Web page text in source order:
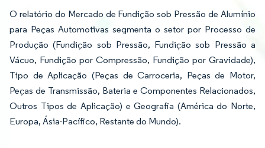
O relatório do Mercado de Fundição sob Pressão de Alumínio
para Peças Automotivas segmenta o setor por Processo de
Produção (Fundição sob Pressão, Fundição sob Pressão a
Vácuo, Fundição por Compressão, Fundição por Gravidade),
Tipo de Aplicação (Peças de Carroceria, Peças de Motor,
Peças de Transmissão, Bateria e Componentes Relacionados,
Outros Tipos de Aplicação) e Geografia (América do Norte,
Europa, Ásia-Pacífico, Restante do Mundo).